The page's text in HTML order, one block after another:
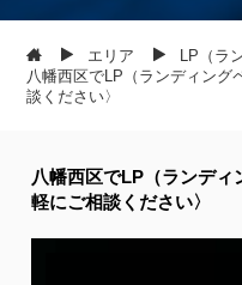
エリア
LP（ラ
八幡西区でLP（ランディング
談ください〉
八幡西区でLP（ランディ
軽にご相談ください〉